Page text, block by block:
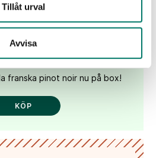
Tillåt urval
Avvisa
& Fils Pinot Noir
299 kr
franska pinot noir nu på box!
KÖP